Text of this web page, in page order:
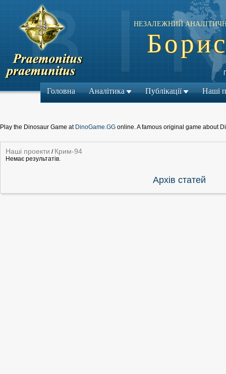
НЕЗАЛЕЖНИЙ
Головна Аналітика Публікації Наші
Play the Dinosaur Game at DinoGame.GG online. A famous original game about
Наші проекти / Крим-94
Немає результатів.
Архiв статей